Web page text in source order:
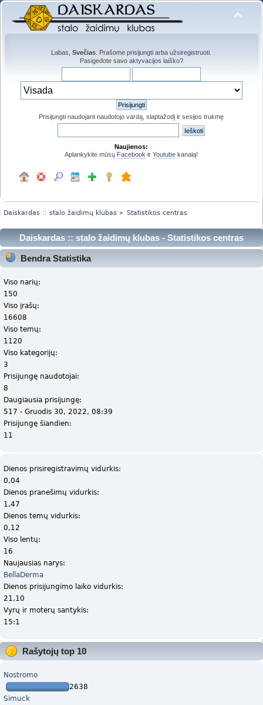
Labas,Svečias . Prašomeprisijungti arbaužsiregistruoti
Pasigedote savo aktyvacijos laiško?
Prisijungti naudojant naudotojo vardą, slaptažodį ir sesijos trukmę
Naujienos:
Aplankykite mūsų Facebook irYoutube kanalą!
Daiskardas :: stalo žaidimų klubas » Statistikos centras
Daiskardas :: stalo žaidimų klubas - Statistikos centras
Bendra Statistika
Viso narių:
150
Viso įrašų:
16608
Viso temų:
1120
Viso kategorijų:
3
Prisijungę naudotojai:
8
Daugiausia prisijungę:
517 - Gruodis 30, 2022, 08:39
Prisijungę šiandien:
11
Dienos prisiregistravimų vidurkis:
0,04
Dienos pranešimų vidurkis:
1,47
Dienos temų vidurkis:
0,12
Viso lentų:
16
Naujausias narys:
BellaDerma
Dienos prisijungimo laiko vidurkis:
21,10
Vyrų ir moterų santykis:
15:1
Rašytojų top 10
Nostromo
2638
Simuck